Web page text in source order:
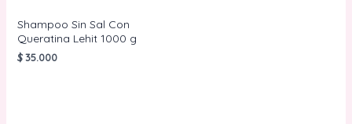
Shampoo Sin Sal Con
Queratina Lehit 1000 g
$35.000